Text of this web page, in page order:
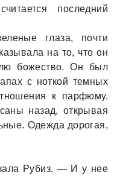
последний
глаза, почти
на то, что он
божество. Он был
с ноткой темных
к парфюму.
назад, открывая
Одежда дорогая,
Рубиз. — И у нее